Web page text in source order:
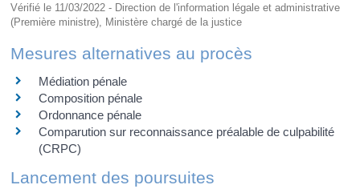
Vérifié le 11/03/2022 - Direction de l'information légale et administrative
(Première ministre), Ministère chargé de la justice
Mesures alternatives au procès
Médiation pénale
Composition pénale
Ordonnance pénale
Comparution sur reconnaissance préalable de culpabilité
(CRPC)
Lancement des poursuites